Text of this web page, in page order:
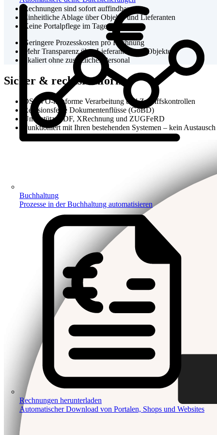
Buchhaltung
Prozesse in der Buchhaltung automatisieren
Rechnungen herunterladen
Automatischer Download von Portalen, Shops und Websites
Rechnungen sind sofort auffindbar
Einheitliche Ablage über Objekte und Lieferanten
Keine Portalpflege im Tagesgeschäft
Geringere Prozesskosten pro Rechnung
Mehr Transparenz über Lieferanten und Objekte
Skaliert ohne zusätzliches Personal
Sicher & rechtskonform
DSGVO-konforme Verarbeitung und Zugriffskontrollen
Revisionsfeste Dokumentenflüsse (GoBD)
Unterstützt PDF, XRechnung und ZUGFeRD
Funktioniert mit Ihren bestehenden Systemen – kein